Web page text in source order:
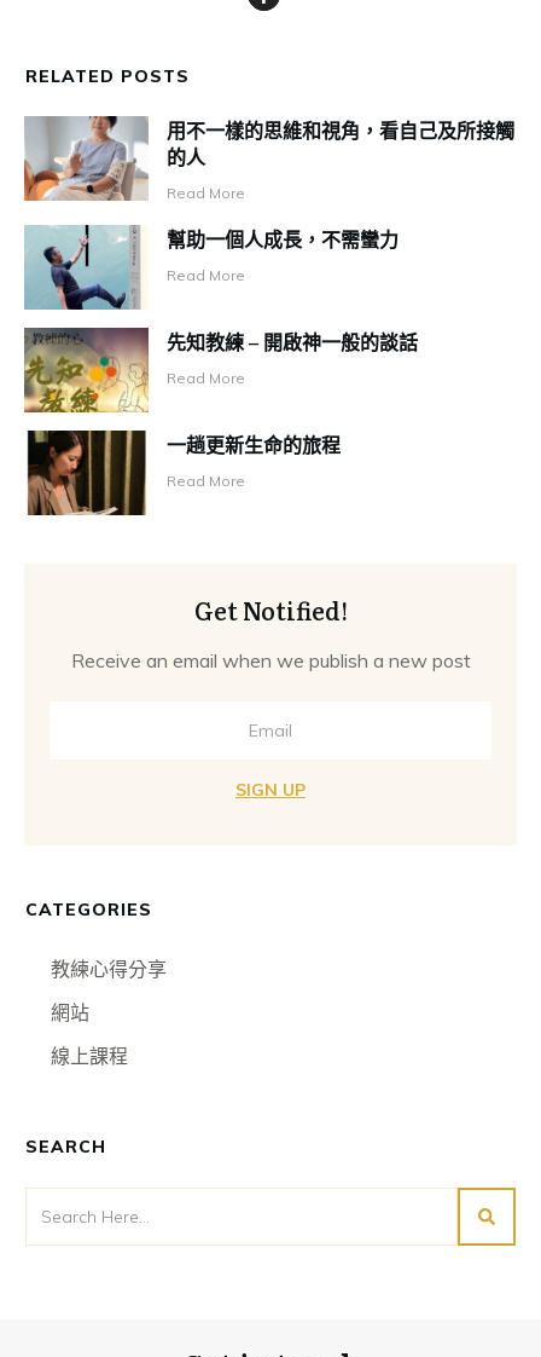
RELATED POSTS
用不一樣的思維和視角，看自己及所接觸
的人
Read More
幫助一個人成長，不需蠻力
Read More
先知教練 – 開啟神一般的談話
Read More
一趟更新生命的旅程
Read More
Get Notified!
Receive an email when we publish a new post
SIGN UP
CATEGORIES
教練心得分享
網站
線上課程
SEARCH